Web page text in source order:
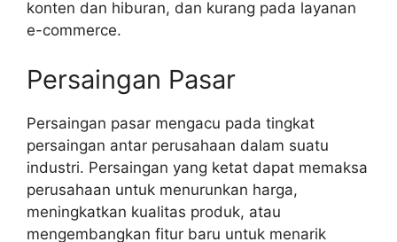
konten dan hiburan, dan kurang pada layanan
e-commerce.
Persaingan Pasar
Persaingan pasar mengacu pada tingkat
persaingan antar perusahaan dalam suatu
industri. Persaingan yang ketat dapat memaksa
perusahaan untuk menurunkan harga,
meningkatkan kualitas produk, atau
mengembangkan fitur baru untuk menarik